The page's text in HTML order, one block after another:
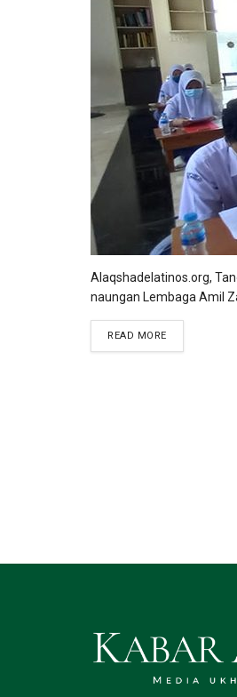
Alaqshadelatinos.org,
naungan Lembaga Amil
READ MOREDETAILS